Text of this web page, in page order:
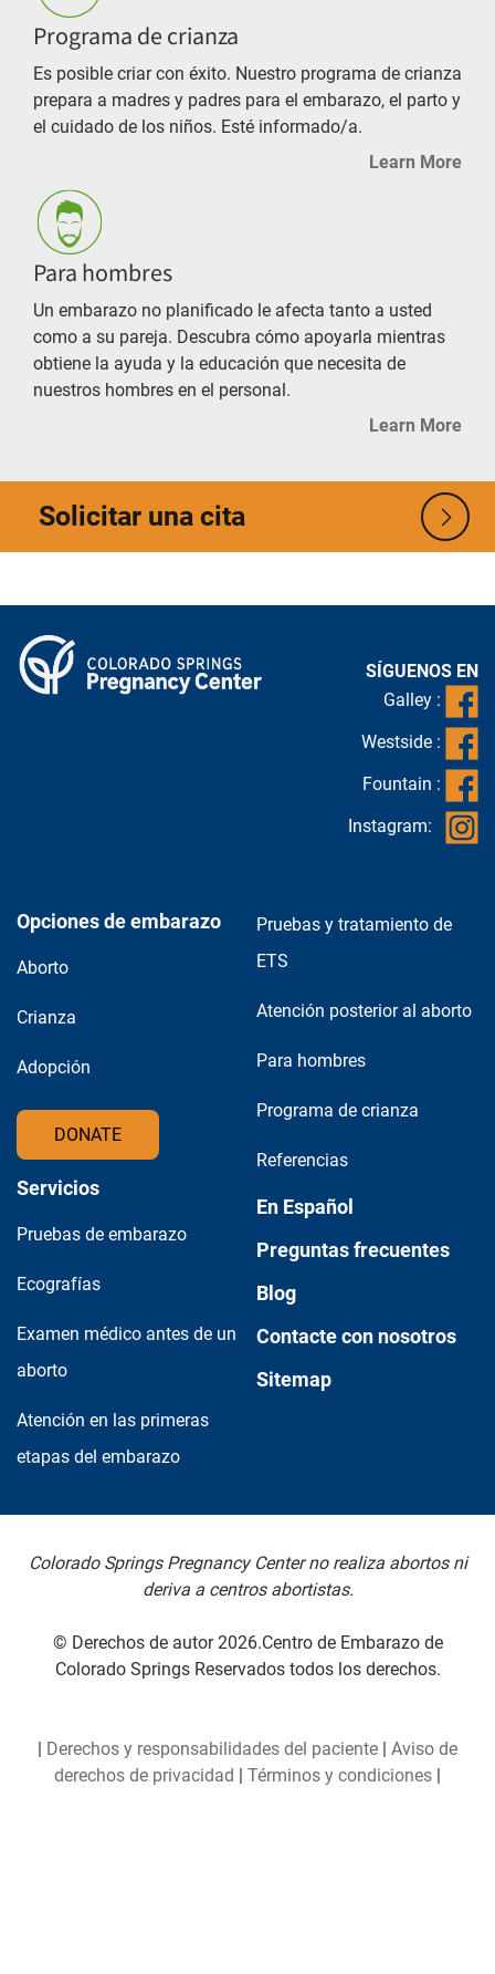
Programa de crianza
Es posible criar con éxito. Nuestro programa de crianza
prepara a madres y padres para el embarazo, el parto y
el cuidado de los niños. Esté informado/a.
Learn More
Para hombres
Un embarazo no planificado le afecta tanto a usted
como a su pareja. Descubra cómo apoyarla mientras
obtiene la ayuda y la educación que necesita de
nuestros hombres en el personal.
Learn More
Solicitar una cita
SÍGUENOS EN
Galley :
Westside :
Fountain :
Instagram:
Opciones de embarazo
Aborto
Crianza
Adopción
DONATE
Servicios
Pruebas de embarazo
Ecografías
Examen médico antes de un
aborto
Atención en las primeras
etapas del embarazo
Pruebas y tratamiento de
ETS
Atención posterior al aborto
Para hombres
Programa de crianza
Referencias
En Español
Preguntas frecuentes
Blog
Contacte con nosotros
Sitemap
Colorado Springs Pregnancy Center no realiza abortos ni
deriva a centros abortistas.
© Derechos de autor 2026.Centro de Embarazo de
Colorado Springs Reservados todos los derechos.
Derechos y responsabilidades del paciente
Aviso de
derechos de privacidad
Términos y condiciones